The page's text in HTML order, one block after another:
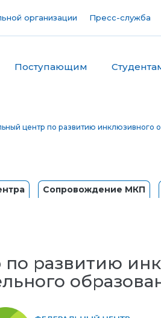
организации Пресс-служба
Поступающим
центр по развитию инклюзивного
Сопровождение МКП
развитию